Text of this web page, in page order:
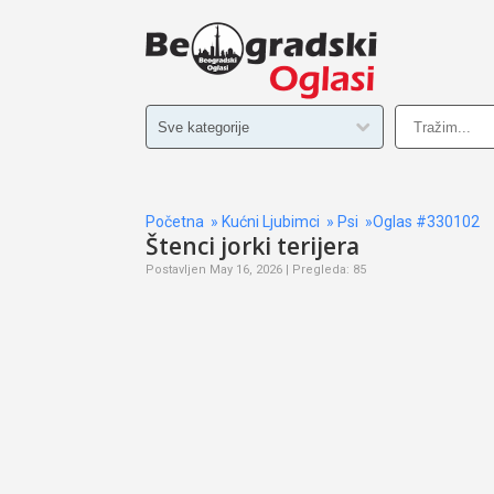
Početna » Kućni Ljubimci » Psi »Oglas #330102
Štenci jorki terijera
Postavljen May 16, 2026 | Pregleda: 85